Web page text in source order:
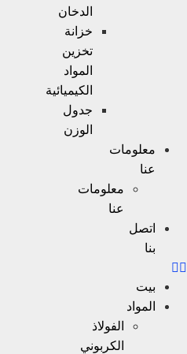
الدخان
خزانة
تخزين
المواد
الكيميائية
جدول
الوزن
معلومات
عنا
معلومات
عنا
اتصل
بنا
بيت
المواد
الفولاذ
الكربوني